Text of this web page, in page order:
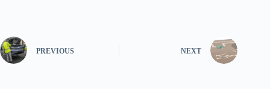
PREVIOUS NEXT